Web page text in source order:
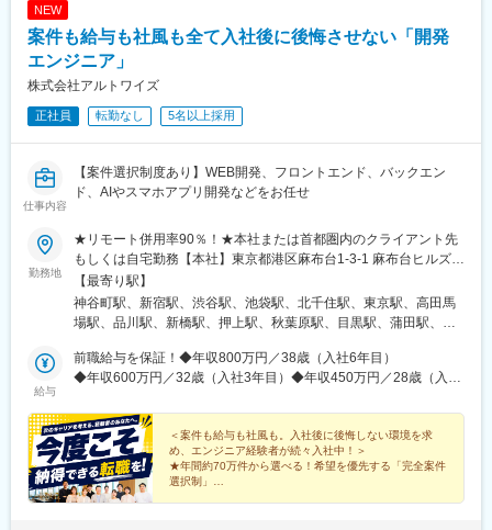
NEW
案件も給与も社風も全て入社後に後悔させない「開発
エンジニア」
株式会社アルトワイズ
正社員 転勤なし 5名以上採用
仕事内容
【案件選択制度あり】WEB開発、フロントエンド、バックエン
ド、AIやスマホアプリ開発などをお任せ
勤務地
★リモート併用率90％！★本社または首都圏内のクライアント先
もしくは自宅勤務【本社】東京都港区麻布台1-3-1 麻布台ヒルズ森
JPタワー24階アクセス：神谷町駅、六本木一丁目駅、六本木駅
徒歩8分※転勤なし
【最寄り駅】
神谷町駅、新宿駅、渋谷駅、池袋駅、北千住駅、東京駅、高田馬
場駅、品川駅、新橋駅、押上駅、秋葉原駅、目黒駅、蒲田駅、上
(東京都)、大門駅(東京都)、有楽町駅、吉祥寺駅、日暮里駅(舎人ラ
イナー)、五反田駅、三田駅(東京都)、中目黒駅、西日暮里駅、大
川駅、飯田橋駅、市ケ谷駅、小竹向原駅、錦糸町駅、二子玉川
駅、四ツ谷駅、自由が丘駅、新木場駅、森下駅(東京都)、九段下
駅、三軒茶屋駅、荻窪駅、春日駅(東京都)、日本橋駅(東京都)、田
町駅(東京都)、下北沢駅、神田駅(東京都)、六本木一丁目駅、東池
袋駅、二重橋前駅、西早稲田駅、北品川駅、汐留駅、とうきょう
給与
前職給与を保証！◆年収800万円／38歳（入社6年目）
◆年収600万円／32歳（入社3年目）◆年収450万円／28歳（入社
＜案件も給与も社風も。入社後に後悔しない環境を求
め、エンジニア経験者が続々入社中！＞
★年間約70万件から選べる！希望を優先する「完全案件
選択制」